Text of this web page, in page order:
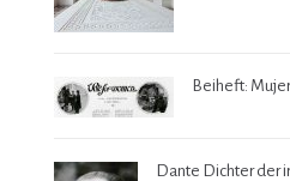
Beiheft:
Dante Dichter der